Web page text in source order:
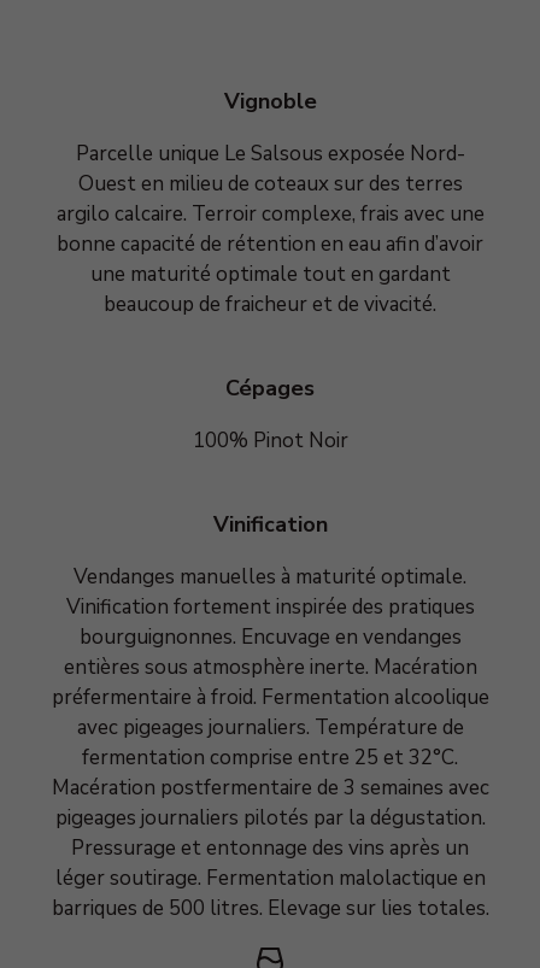
Vignoble
Parcelle unique Le Salsous exposée Nord-
Ouest en milieu de coteaux sur des terres
argilo calcaire. Terroir complexe, frais avec une
bonne capacité de rétention en eau afin d’avoir
une maturité optimale tout en gardant
beaucoup de fraicheur et de vivacité.
Cépages
100% Pinot Noir
Vinification
Vendanges manuelles à maturité optimale.
Vinification fortement inspirée des pratiques
bourguignonnes. Encuvage en vendanges
entières sous atmosphère inerte. Macération
préfermentaire à froid. Fermentation alcoolique
avec pigeages journaliers. Température de
fermentation comprise entre 25 et 32°C.
Macération postfermentaire de 3 semaines avec
pigeages journaliers pilotés par la dégustation.
Pressurage et entonnage des vins après un
léger soutirage. Fermentation malolactique en
barriques de 500 litres. Elevage sur lies totales.